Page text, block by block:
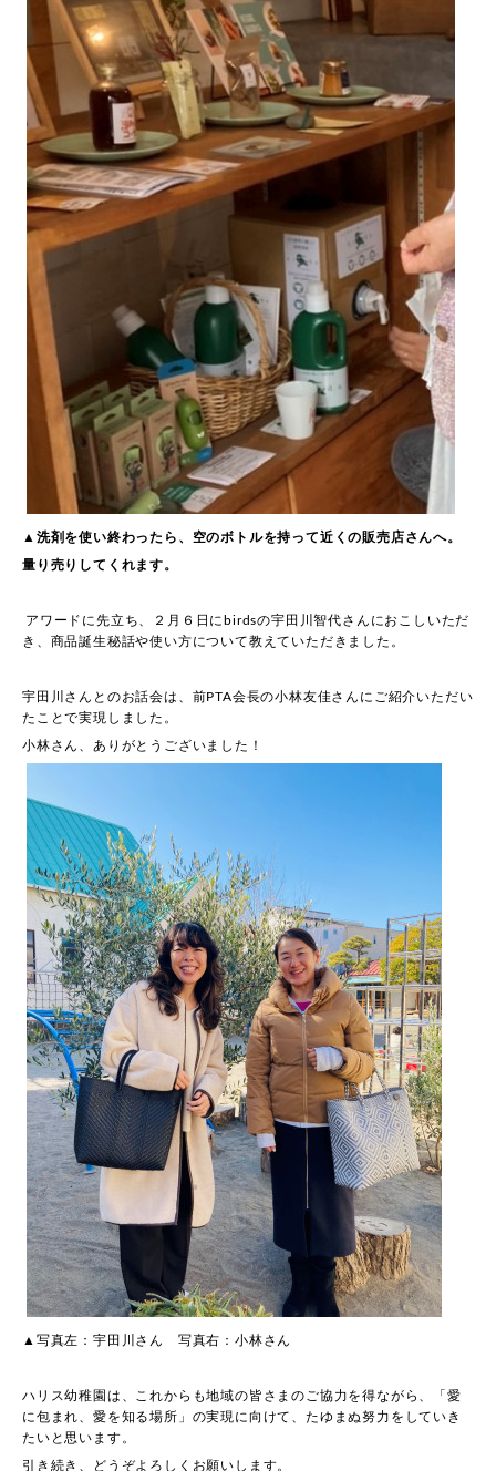
▲洗剤を使い終わったら、空のボトルを持って近くの販売店さんへ。
量り売りしてくれます。
アワードに先立ち、２月６日に birdsの宇田川智代さんにおこしいただ
き、商品誕生秘話や使い方について教えていただきました。
宇田川さんとのお話会は、前PTA会長の小林友佳さんにご紹介いただい
たことで実現しました。
小林さん、ありがとうございました！
▲写真左：宇田川さん 写真右：小林さん
ハリス幼稚園は、これからも地域の皆さまのご協力を得ながら、「愛
に包まれ、愛を知る場所」の実現に向けて、たゆまぬ努力をしていき
たいと思います。
引き続き、どうぞよろしくお願いします。